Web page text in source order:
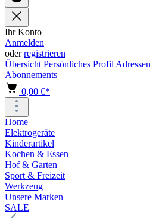
Ihr Konto
Anmelden
oderregistrieren
Übersicht Persönliches Profil Adressen
Abonnements
0,00 €*
Home
Elektrogeräte
Kinderartikel
Kochen & Essen
Hof & Garten
Sport & Freizeit
Werkzeug
Unsere Marken
SALE